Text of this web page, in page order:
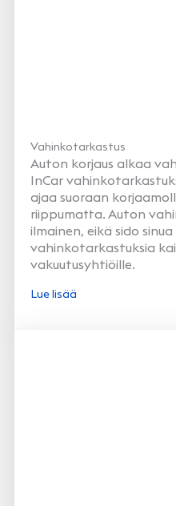
Vahinkotarkastus
Auton korjaus alkaa
InCar
ajaa suoraan
riippumatta. Auton
ilmainen, eikä sido
vahinkotarkastuksia
vakuutusyhtiöille.
Lue lisää